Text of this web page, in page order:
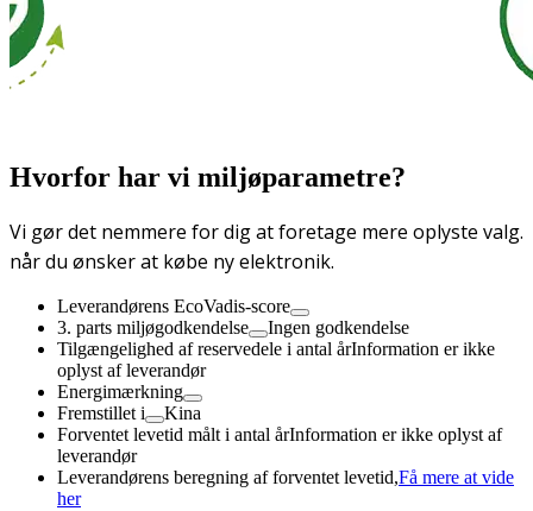
Hvorfor har vi miljøparametre?
Vi gør det nemmere for dig at foretage mere oplyste valg.
når du ønsker at købe ny elektronik.
Leverandørens EcoVadis-score
3. parts miljøgodkendelse
Ingen godkendelse
Tilgængelighed af reservedele i antal årInformation er ikke
oplyst af leverandør
Energimærkning
Fremstillet i
Kina
Forventet levetid målt i antal årInformation er ikke oplyst af
leverandør
Leverandørens beregning af forventet levetid,Få mere at vide
her